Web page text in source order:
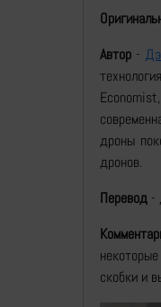
Автор -
дроны
дронов.
Перевод -
скобки и